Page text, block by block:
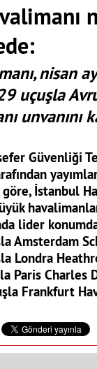
nisan
uçuşla
unvanını
Güvenliği
göre, İstanbul
lider
Amsterdam
Londra
Paris Charles
Frankfurt